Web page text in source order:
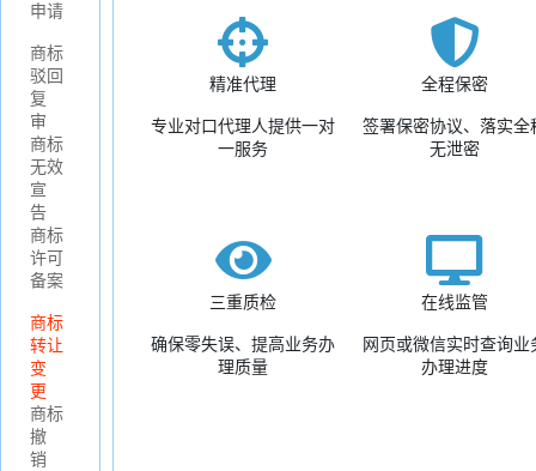
申请
商标
驳回
复
审
商标
无效
宣
告
商标
许可
备案
商标
转让
变
更
商标
撤
销
精准代理
专业对口代理人提供一对
一服务
全程保密
签署保密协议、落实全
无泄密
三重质检
确保零失误、提高业务办
理质量
在线监管
网页或微信实时查询业
办理进度